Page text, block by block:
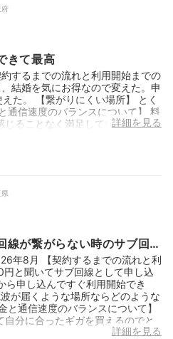
府
きて最高
するまでの流れと利用開始までの
結婚を気にお得なので変えた。申
た。 【繋がりにくい場所】 とく
通信速度のバランスについて】 料
じることなく満足している。詳細を見る
線が繋がらない時のサブ回
年8月 【契約するまでの流れと利
と聞いてサブ回線として申し込
ら申し込んですぐ利用開始でき
が届くような場所ならどのような
通信速度のバランスについて】
分に合ったギガを買えるのでと
詳細を見る